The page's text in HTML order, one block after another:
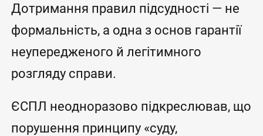
Дотримання правил підсудності — не
формальність, а одна з основ гарантії
неупередженого й легітимного
розгляду справи.
ЄСПЛ неодноразово підкреслював, що
порушення принципу «суду,